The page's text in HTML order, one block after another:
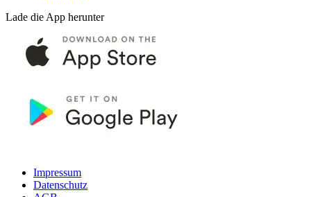
Lade die App herunter
Impressum
Datenschutz